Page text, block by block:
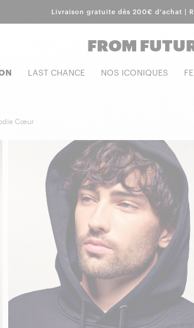
Livraison gratuite dès 200€ d'achat |
FROM
LAST CHANCE NOS ICONIQUES
Cœur